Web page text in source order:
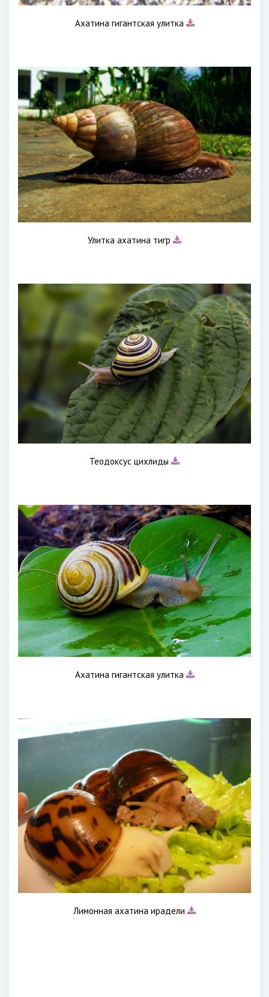
Ахатина гигантская улитка
Улитка ахатина тигр
Теодоксус цихлиды
Ахатина гигантская улитка
Лимонная ахатина ирадели